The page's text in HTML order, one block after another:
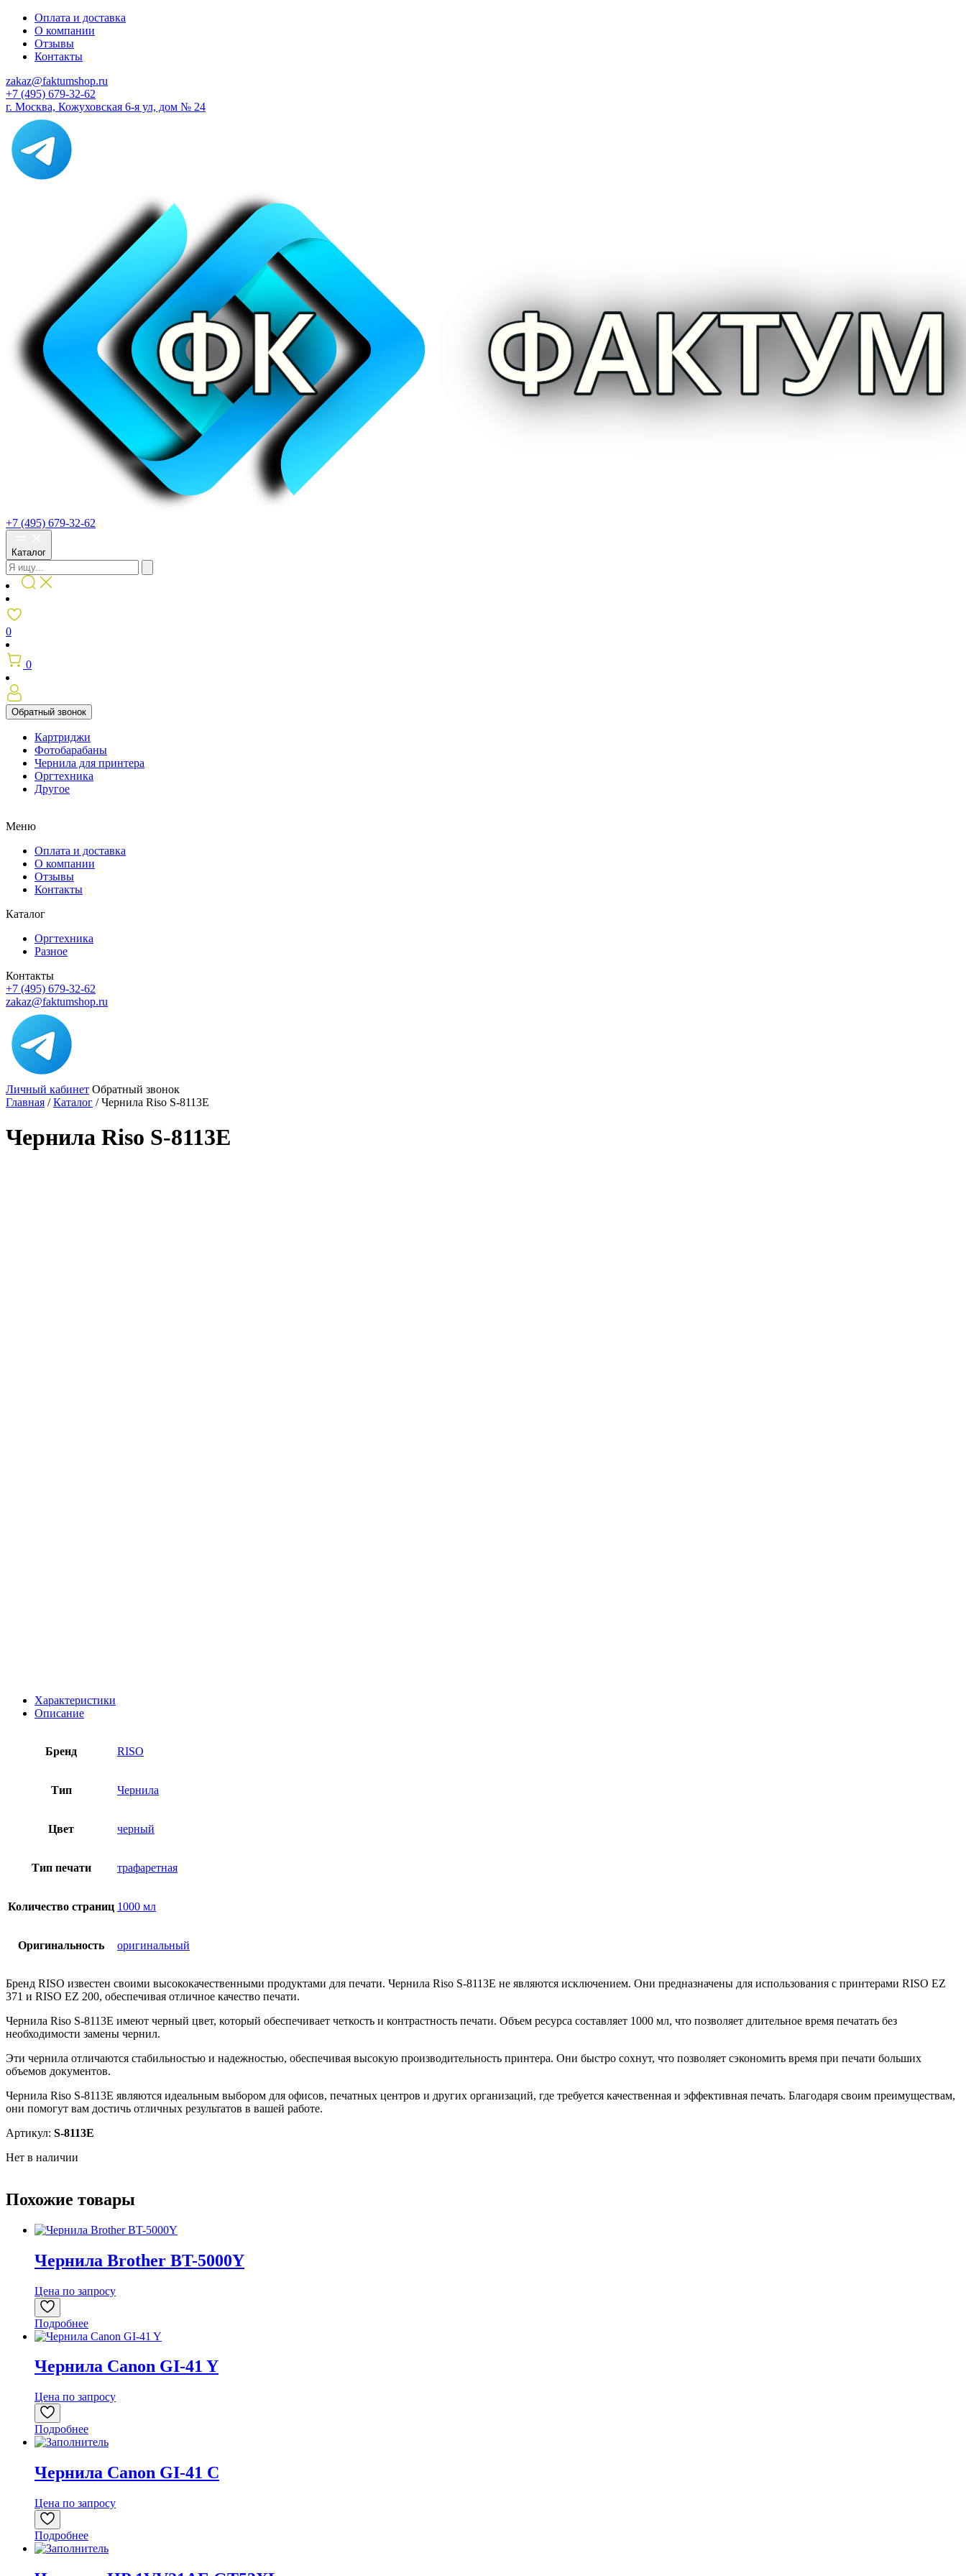
Оплата и доставка
О компании
Отзывы
Контакты
zakaz@faktumshop.ru
+7 (495) 679-32-62
г. Москва, Кожуховская 6-я ул, дом № 24
+7 (495) 679-32-62
Каталог
0
0
Обратный звонок
Картриджи
Фотобарабаны
Чернила для принтера
Оргтехника
Другое
Меню
Оплата и доставка
О компании
Отзывы
Контакты
Каталог
Оргтехника
Разное
Контакты
+7 (495) 679-32-62
zakaz@faktumshop.ru
Личный кабинет Обратный звонок
Главная /Каталог /Чернила Riso S-8113E
Чернила Riso S-8113E
Характеристики
Описание
Бренд RISO
Тип Чернила
Цвет черный
Тип печати трафаретная
Количество страниц 1000 мл
Оригинальность оригинальный
Бренд RISO известен своими высококачественными продуктами для печати. Чернила Riso S-8113E не являются исключением. Они предназначены для использования с принтерами RISO EZ
371 и RISO EZ 200, обеспечивая отличное качество печати.
Чернила Riso S-8113E имеют черный цвет, который обеспечивает четкость и контрастность печати. Объем ресурса составляет 1000 мл, что позволяет длительное время печатать без
необходимости замены чернил.
Эти чернила отличаются стабильностью и надежностью, обеспечивая высокую производительность принтера. Они быстро сохнут, что позволяет сэкономить время при печати больших
объемов документов.
Чернила Riso S-8113E являются идеальным выбором для офисов, печатных центров и других организаций, где требуется качественная и эффективная печать. Благодаря своим преимуществам,
они помогут вам достичь отличных результатов в вашей работе.
Артикул: S-8113E
Нет в наличии
Похожие товары
Чернила Brother BT-5000Y
Цена по запросу
Подробнее
Чернила Canon GI-41 Y
Цена по запросу
Подробнее
Чернила Canon GI-41 C
Цена по запросу
Подробнее